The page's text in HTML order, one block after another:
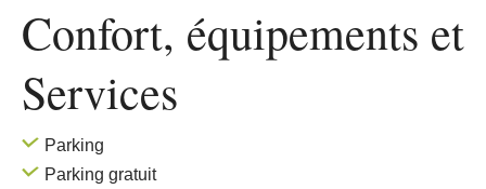
Confort, équipements et
Services
Parking
Parking gratuit